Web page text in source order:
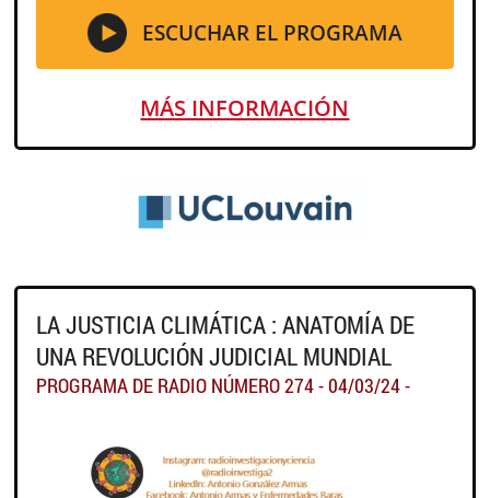
ESCUCHAR EL PROGRAMA
MÁS INFORMACIÓN
LA JUSTICIA CLIMÁTICA : ANATOMÍA DE
UNA REVOLUCIÓN JUDICIAL MUNDIAL
PROGRAMA DE RADIO NÚMERO 274 - 04/03/24 -